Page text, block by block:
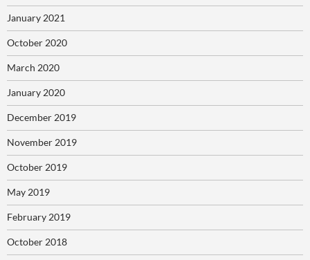
January 2021
October 2020
March 2020
January 2020
December 2019
November 2019
October 2019
May 2019
February 2019
October 2018